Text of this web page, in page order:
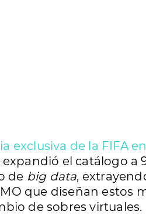
de la FIFA en
el catálogo a
de big data,
que diseñan estos
de sobres virtuales.